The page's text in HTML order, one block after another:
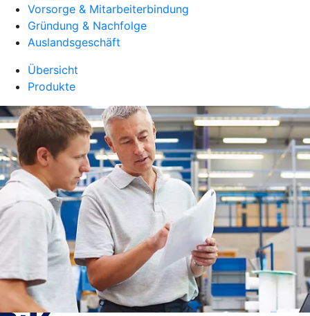
Vorsorge & Mitarbeiterbindung
Gründung & Nachfolge
Auslandsgeschäft
Übersicht
Produkte